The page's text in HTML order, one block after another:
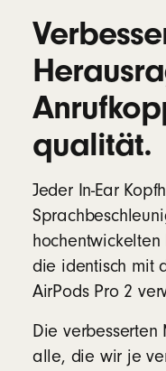
qualität.
Jeder In-Ear
die identisch mit
AirPods Pro 2
Die
alle, die wir je